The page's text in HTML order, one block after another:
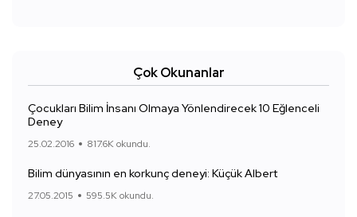
Çok Okunanlar
Çocukları Bilim İnsanı Olmaya Yönlendirecek 10 Eğlenceli
Deney
25.02.2016 817.6K okundu.
Bilim dünyasının en korkunç deneyi: Küçük Albert
27.05.2015 595.5K okundu.